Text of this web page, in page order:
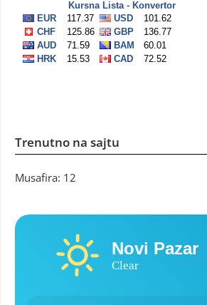
Trenutno na sajtu
Musafira: 12
Novi Pazar
Clear